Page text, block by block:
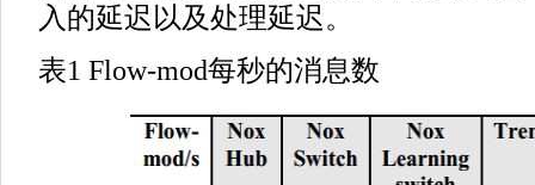
入的延迟以及处理延迟。
表1 Flow-mod每秒的消息数